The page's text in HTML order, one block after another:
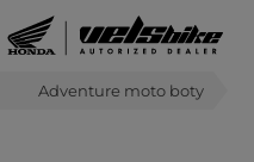
Adventure moto boty